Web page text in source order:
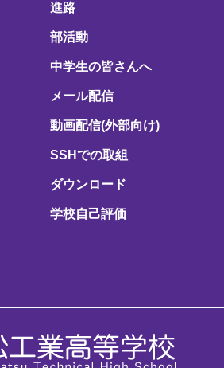
進路
部活動
中学生の皆さんへ
メール配信
動画配信(外部向け)
SSHでの取組
ダウンロード
学校自己評価